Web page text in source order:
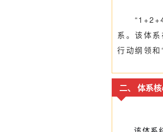
系。该体
行动纲领和
二、 体系